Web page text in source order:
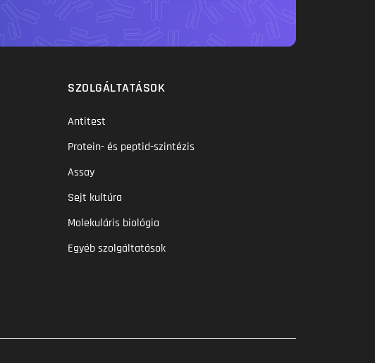
SZOLGÁLTATÁSOK
Antitest
Protein- és peptid-szintézis
Assay
Sejt kultúra
Molekuláris biológia
Egyéb szolgáltatások